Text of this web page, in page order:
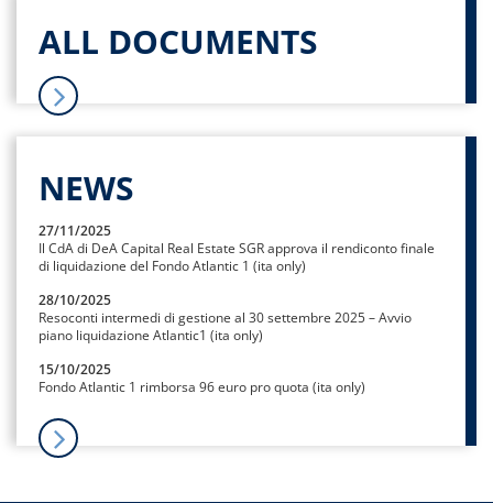
ALL DOCUMENTS
NEWS
27/11/2025
Il CdA di DeA Capital Real Estate SGR approva il rendiconto finale
di liquidazione del Fondo Atlantic 1 (ita only)
28/10/2025
Resoconti intermedi di gestione al 30 settembre 2025 – Avvio
piano liquidazione Atlantic1 (ita only)
15/10/2025
Fondo Atlantic 1 rimborsa 96 euro pro quota (ita only)